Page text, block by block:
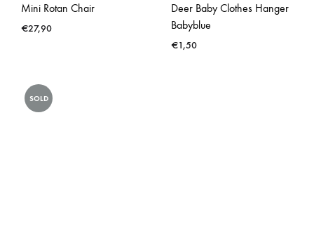
Mini Rotan Chair
€27,90
Deer Baby Clothes Hanger
Babyblue
€1,50
SOLD